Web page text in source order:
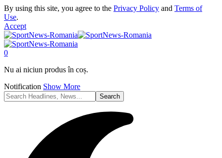
By using this site, you agree to the Privacy Policy and Terms of
Use.
Accept
0
Nu ai niciun produs în coș.
Notification Show More